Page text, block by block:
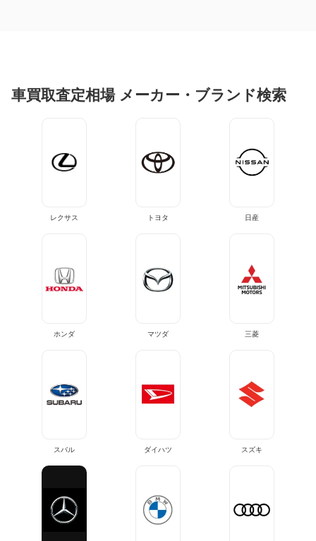
車買取査定相場 メーカー・ブランド検索
レクサス トヨタ 日産
ホンダ マツダ 三菱
スバル ダイハツ スズキ